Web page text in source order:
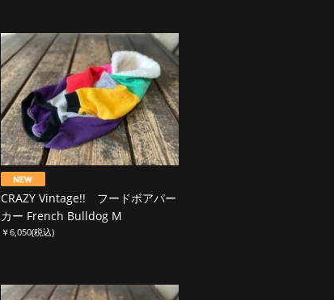
CRAZY Vintage!! フードボアパー
カー French Bulldog M
￥6,050(税込)